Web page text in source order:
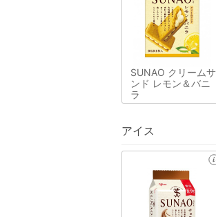
SUNAO クリームサ
ンド レモン＆バニ
ラ
アイス